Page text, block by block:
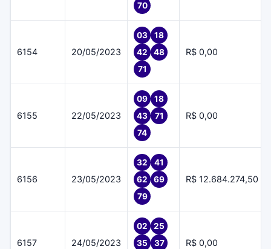
70
6154 20/05/2023
03
18
42
48
71
R$ 0,00
6155 22/05/2023
09
18
43
71
74
R$ 0,00
6156 23/05/2023
32
41
62
69
79
R$ 12.684.274,50
6157 24/05/2023
02
25
35
37
R$ 0,00